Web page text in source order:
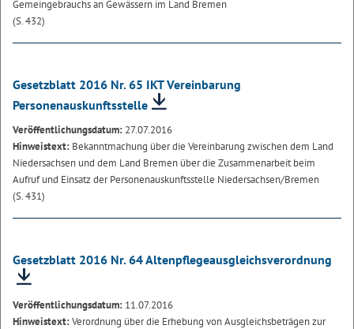
Gemeingebrauchs an Gewässern im Land Bremen
(S. 432)
Gesetzblatt 2016 Nr. 65 IKT Vereinbarung
Personenauskunftsstelle
Veröffentlichungsdatum: 27.07.2016
Hinweistext: Bekanntmachung über die Vereinbarung zwischen dem Land
Niedersachsen und dem Land Bremen über die Zusammenarbeit beim
Aufruf und Einsatz der Personenauskunftsstelle Niedersachsen/Bremen
(S. 431)
Gesetzblatt 2016 Nr. 64 Altenpflegeausgleichsverordnung
Veröffentlichungsdatum: 11.07.2016
Hinweistext:Verordnung über die Erhebung von Ausgleichsbeträgen zur